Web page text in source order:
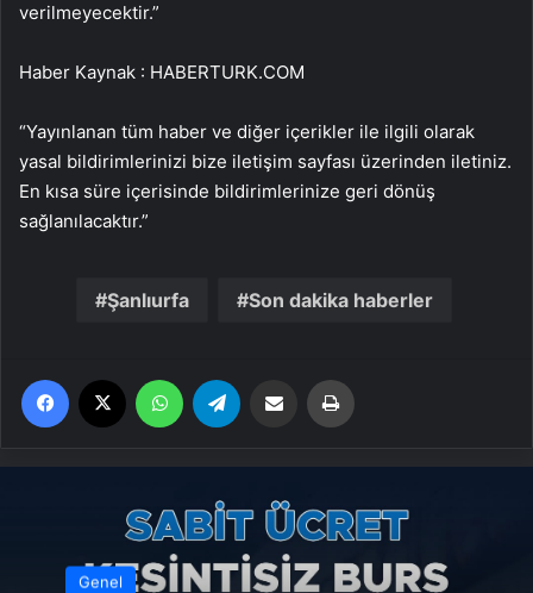
verilmeyecektir.”
Haber Kaynak : HABERTURK.COM
“Yayınlanan tüm haber ve diğer içerikler ile ilgili olarak
yasal bildirimlerinizi bize iletişim sayfası üzerinden iletiniz.
En kısa süre içerisinde bildirimlerinize geri dönüş
sağlanılacaktır.”
Şanlıurfa Son dakika haberler
Facebook WhatsApp Email'den paylaş
Genel